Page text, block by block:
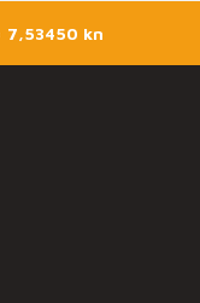
7,53450 kn